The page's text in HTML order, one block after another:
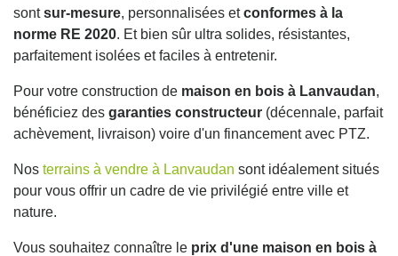
sontsur-mesure, personnalisées etconformes à la
norme RE 2020. Et bien sûr ultra solides, résistantes,
parfaitement isolées et faciles à entretenir.
Pour votre construction de maison en bois à Lanvaudan,
bénéficiez des garanties constructeur (décennale, parfait
achèvement, livraison) voire d'un financement avec PTZ.
Nos terrains à vendre à Lanvaudan sont idéalement situés
pour vous offrir un cadre de vie privilégié entre ville et
nature.
Vous souhaitez connaître le prix d'une maison en bois à